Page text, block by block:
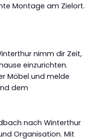
Montage am Zielort.
nimm dir Zeit,
einzurichten.
Möbel und melde
dem
nach Winterthur
Organisation. Mit